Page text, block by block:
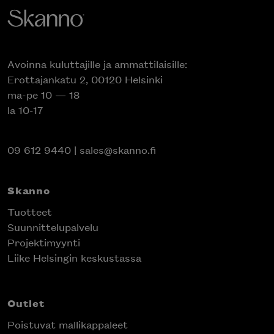
Avoinna kuluttajille ja ammattilaisille:
Erottajankatu 2, 00120 Helsinki
ma-pe 10 — 18
la 10-17
09 612 9440 | sales@skanno.fi
Skanno
Tuotteet
Suunnittelupalvelu
Projektimyynti
Liike Helsingin keskustassa
Outlet
Poistuvat mallikappaleet